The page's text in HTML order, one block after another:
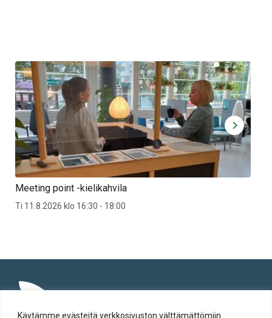
Käytämme evästeitä verkkosivuston välttämättömiin
Meeting point -kielikahvila
Ti 11.8.2026 klo 16:30 - 18:00